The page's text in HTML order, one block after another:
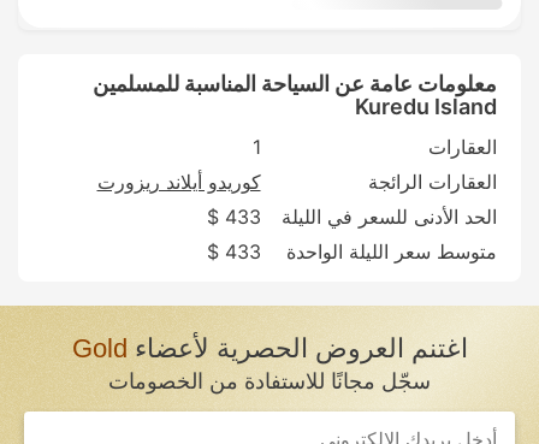
معلومات عامة عن السياحة المناسبة للمسلمين
Kuredu Island
العقارات
1
العقارات الرائجة
كوريدو أيلاند ريزورت
الحد الأدنى للسعر في الليلة
433 $
متوسط سعر الليلة الواحدة
433 $
اغتنم العروض الحصرية لأعضاءGold
سجّل مجانًا للاستفادة من الخصومات